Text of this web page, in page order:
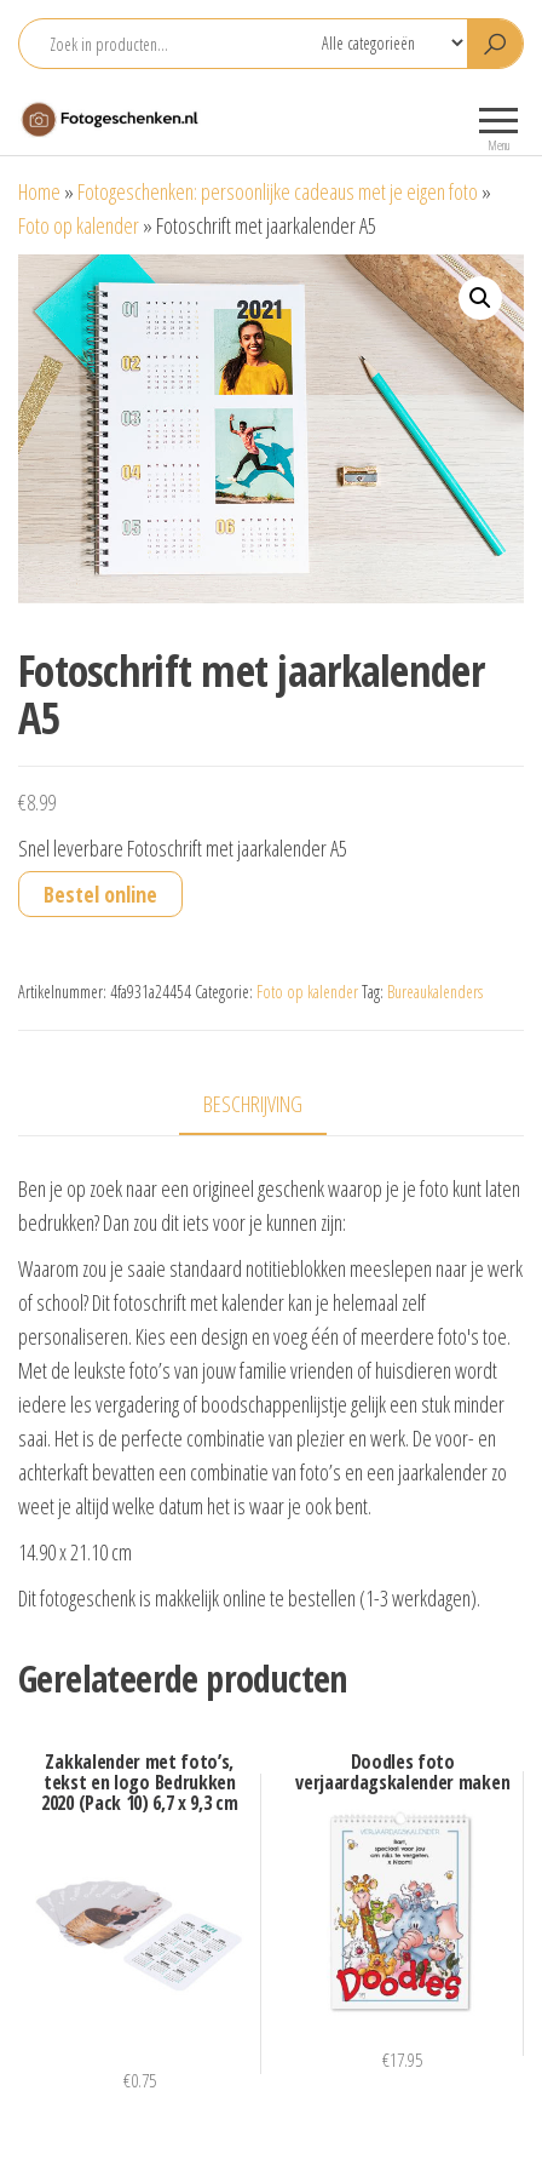
naar
inhoud
voor je foto
Menu
Home » Fotogeschenken: persoonlijke cadeaus met je eigen foto »
Foto op kalender» Fotoschrift met jaarkalender A5
Fotoschrift met jaarkalender
A5
€8.99
Snel leverbare Fotoschrift met jaarkalender A5
Bestel online
Artikelnummer: 4fa931a24454 Categorie: Foto op kalenderTag: Bureaukalenders
BESCHRIJVING
Ben je op zoek naar een origineel geschenk waarop je je foto kunt laten
bedrukken? Dan zou dit iets voor je kunnen zijn:
Waarom zou je saaie standaard notitieblokken meeslepen naar je werk
of school? Dit fotoschrift met kalender kan je helemaal zelf
personaliseren. Kies een design en voeg één of meerdere foto's toe.
Met de leukste foto’s van jouw familie vrienden of huisdieren wordt
iedere les vergadering of boodschappenlijstje gelijk een stuk minder
saai. Het is de perfecte combinatie van plezier en werk. De voor- en
achterkaft bevatten een combinatie van foto’s en een jaarkalender zo
weet je altijd welke datum het is waar je ook bent.
14.90 x 21.10 cm
Dit fotogeschenk is makkelijk online te bestellen (1-3 werkdagen).
Gerelateerde producten
Zakkalender met foto’s,
tekst en logo Bedrukken
2020 (Pack 10) 6,7 x 9,3 cm
€0.75
Doodles foto
verjaardagskalender maken
€17.95